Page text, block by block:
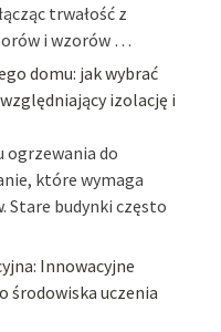
trwałość z
i wzorów …
domu: jak wybrać
izolację i
ogrzewania do
które wymaga
Stare budynki często
Innowacyjne
środowiska uczenia